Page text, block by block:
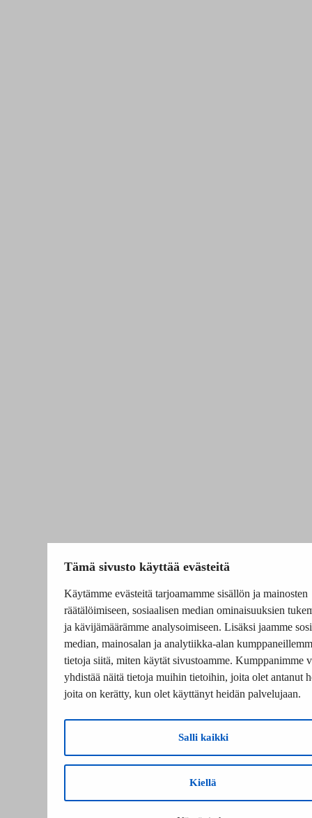
Tämä sivusto käyttää evästeitä
Käytämme evästeitä tarjoamamme sisällön ja mainosten
räätälöimiseen, sosiaalisen median ominaisuuksien
ja kävijämäärämme analysoimiseen. Lisäksi jaamme
median, mainosalan ja analytiikka-alan
tietoja siitä, miten käytät sivustoamme. Kumppanimme
yhdistää näitä tietoja muihin tietoihin, joita olet antanut
joita on kerätty, kun olet käyttänyt heidän palvelujaan.
Salli kaikki
Kiellä